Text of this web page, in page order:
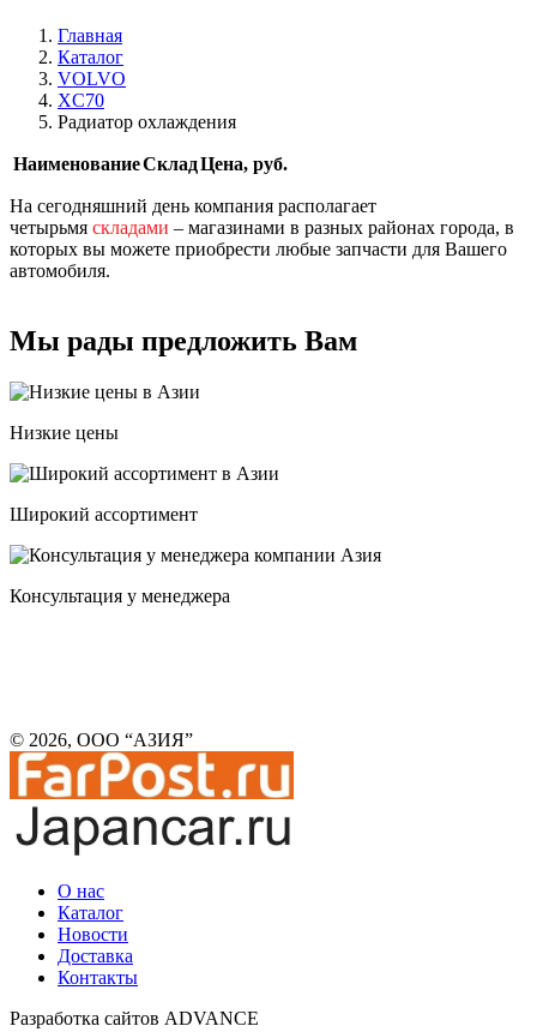
Главная
Каталог
VOLVO
XC70
Радиатор охлаждения
НаименованиеСкладЦена, руб.
На сегодняшний день компания располагает
четырьмя складами – магазинами в разных районах города, в
которых вы можете приобрести любые запчасти для Вашего
автомобиля.
Мы рады предложить Вам
Низкие цены
Широкий ассортимент
Консультация у менеджера
© 2026, ООО “АЗИЯ”
О нас
Каталог
Новости
Доставка
Контакты
Разработка сайтов ADVANCE